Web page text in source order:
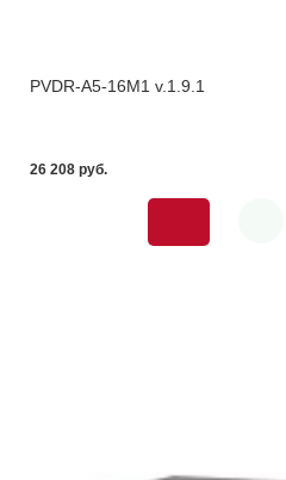
PVDR-A5-16M1 v.1.9.1
26 208 pуб.